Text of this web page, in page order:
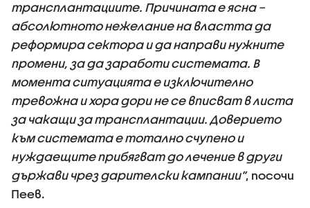
трансплантациите. Причината е ясна –
абсолютното нежелание на властта да
реформира сектора и да направи нужните
промени, за да заработи системата. В
момента ситуацията е изключително
тревожна и хора дори не се вписват в листа
за чакащи за трансплантации. Доверието
към системата е тотално счупено и
нуждаещите прибягват до лечение в други
държави чрез дарителски кампании”, посочи
Пеев.